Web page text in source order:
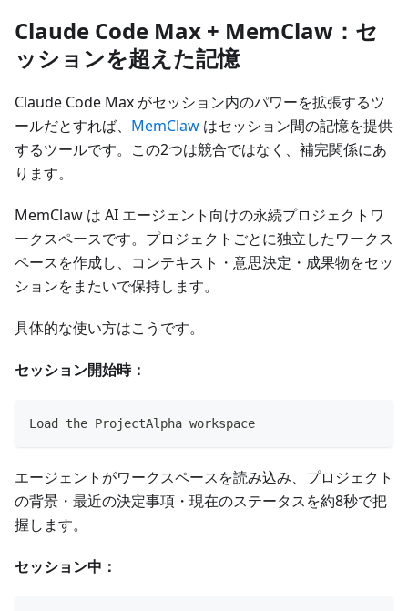
Claude Code Max + MemClaw：セ
ッションを超えた記憶
Claude Code Max がセッション内のパワーを拡張するツ
ールだとすれば、 MemClaw はセッション間の記憶を提供
するツールです。この2つは競合ではなく、補完関係にあ
ります。
MemClaw は AI エージェント向けの永続プロジェクトワ
ークスペースです。プロジェクトごとに独立したワークス
ペースを作成し、コンテキスト・意思決定・成果物をセッ
ションをまたいで保持します。
具体的な使い方はこうです。
セッション開始時：
Load the ProjectAlpha workspace
エージェントがワークスペースを読み込み、プロジェクト
の背景・最近の決定事項・現在のステータスを約8秒で把
握します。
セッション中：